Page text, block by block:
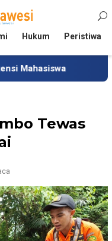
Hukum Peristiwa
Tim
Tewas